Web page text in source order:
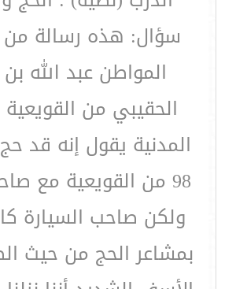
سؤال: هذه رسالة من
المواطن عبد الله
الحقيبي من القويعية
المدنية يقول إنه قد
98 من القويعية مع
ولكن صاحب السيارة
بمشاعر الحج من حيث